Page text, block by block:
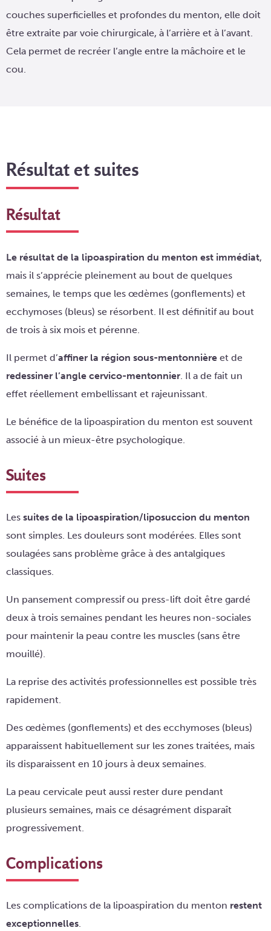
couches superficielles et profondes du menton, elle doit
être extraite par voie chirurgicale, à l’arrière et à l’avant.
Cela permet de recréer l’angle entre la mâchoire et le
cou.
Résultat et suites
Résultat
Le résultat de la lipoaspiration du menton est immédiat,
mais il s’apprécie pleinement au bout de quelques
semaines, le temps que les œdèmes (gonflements) et
ecchymoses (bleus) se résorbent. Il est définitif au bout
de trois à six mois et pérenne.
Il permet d’affiner la région sous-mentonnière et de
redessiner l’angle cervico-mentonnier. Il a de fait un
effet réellement embellissant et rajeunissant.
Le bénéfice de la lipoaspiration du menton est souvent
associé à un mieux-être psychologique.
Suites
Les suites de la lipoaspiration/liposuccion du menton
sont simples. Les douleurs sont modérées. Elles sont
soulagées sans problème grâce à des antalgiques
classiques.
Un pansement compressif ou press-lift doit être gardé
deux à trois semaines pendant les heures non-sociales
pour maintenir la peau contre les muscles (sans être
mouillé).
La reprise des activités professionnelles est possible très
rapidement.
Des œdèmes (gonflements) et des ecchymoses (bleus)
apparaissent habituellement sur les zones traitées, mais
ils disparaissent en 10 jours à deux semaines.
La peau cervicale peut aussi rester dure pendant
plusieurs semaines, mais ce désagrément disparaît
progressivement.
Complications
Les complications de la lipoaspiration du menton restent
exceptionnelles.